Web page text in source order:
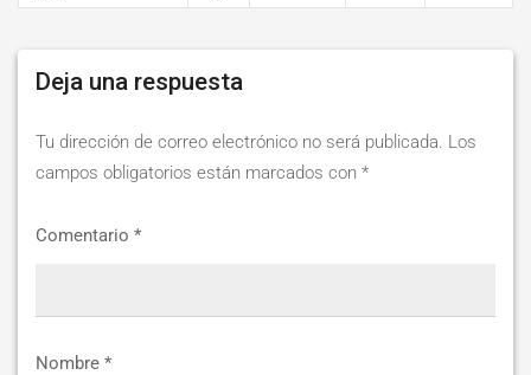
Deja una respuesta
Tu dirección de correo electrónico no será publicada. Los
campos obligatorios están marcados con *
Comentario *
Nombre *